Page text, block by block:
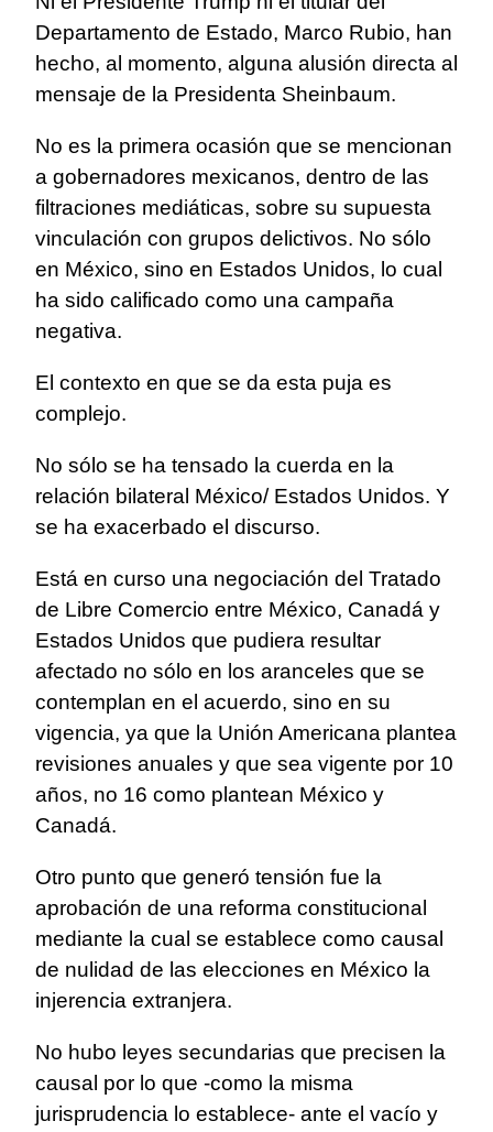
Departamento de Estado, Marco Rubio, han
hecho, al momento, alguna alusión directa al
mensaje de la Presidenta Sheinbaum.
No es la primera ocasión que se mencionan
a gobernadores mexicanos, dentro de las
filtraciones mediáticas, sobre su supuesta
vinculación con grupos delictivos. No sólo
en México, sino en Estados Unidos, lo cual
ha sido calificado como una campaña
negativa.
El contexto en que se da esta puja es
complejo.
No sólo se ha tensado la cuerda en la
relación bilateral México/ Estados Unidos. Y
se ha exacerbado el discurso.
Está en curso una negociación del Tratado
de Libre Comercio entre México, Canadá y
Estados Unidos que pudiera resultar
afectado no sólo en los aranceles que se
contemplan en el acuerdo, sino en su
vigencia, ya que la Unión Americana plantea
revisiones anuales y que sea vigente por 10
años, no 16 como plantean México y
Canadá.
Otro punto que generó tensión fue la
aprobación de una reforma constitucional
mediante la cual se establece como causal
de nulidad de las elecciones en México la
injerencia extranjera.
No hubo leyes secundarias que precisen la
causal por lo que -como la misma
jurisprudencia lo establece- ante el vacío y